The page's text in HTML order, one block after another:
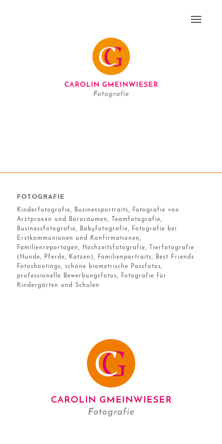
FOTOGRAFIE
Kinderfotografie, Businessportraits, Fotografie von
Arztpraxen und Büroräumen, Teamfotografie,
Businessfotografie, Babyfotografie, Fotografie bei
Erstkommunionen und Konfirmationen,
Familienreportagen, Hochzeitsfotografie, Tierfotografie
(Hunde, Pferde, Katzen), Familienportraits, Best Friends
Fotoshootings, schöne biometrische Passfotos,
professionelle Bewerbungsfotos, Fotografie für
Kindergärten und Schulen